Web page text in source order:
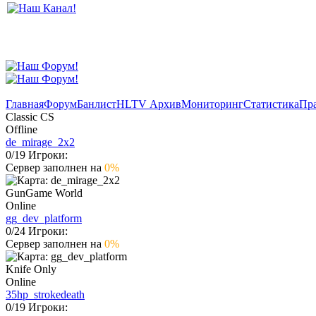
ГлавнаяФорумБанлистHLTV АрхивМониторингСтатистика
Classic CS
Offline
de_mirage_2x2
0/19 Игроки:
Сервер заполнен на 0%
GunGame World
Online
gg_dev_platform
0/24 Игроки:
Сервер заполнен на 0%
Knife Only
Online
35hp_strokedeath
0/19 Игроки: